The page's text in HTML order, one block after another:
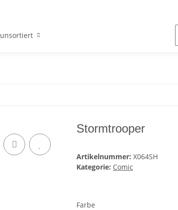
unsortiert
Stormtrooper
Artikelnummer: X064SH
Kategorie: Comic
Farbe